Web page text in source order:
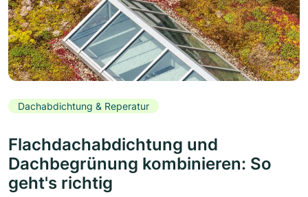
Dachabdichtung & Reperatur
Flachdachabdichtung und
Dachbegrünung kombinieren: So
geht's richtig